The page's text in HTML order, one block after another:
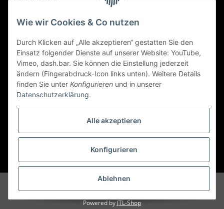
Gesetzliche Informationen
Zahlungsarten
Versand
* Alle Preise inkl. gesetzlicher USt., zzgl.
Realisiert durchKB Concept
Powered byJTL-Shop
Wie wir Cookies & Co nutzen
Durch Klicken auf „Alle akzeptieren“ gestatten Sie den
Einsatz folgender Dienste auf unserer Website: YouTube,
Vimeo, dash.bar. Sie können die Einstellung jederzeit
ändern (Fingerabdruck-Icon links unten). Weitere Details
finden Sie unter Konfigurieren und in unserer
Datenschutzerklärung.
Alle akzeptieren
Konfigurieren
Ablehnen